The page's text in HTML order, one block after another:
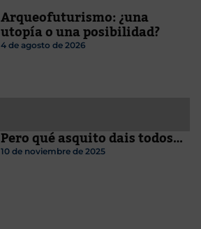
Arqueofuturismo: ¿una
utopía o una posibilidad?
4 de agosto de 2026
Pero qué asquito dais todos…
10 de noviembre de 2025